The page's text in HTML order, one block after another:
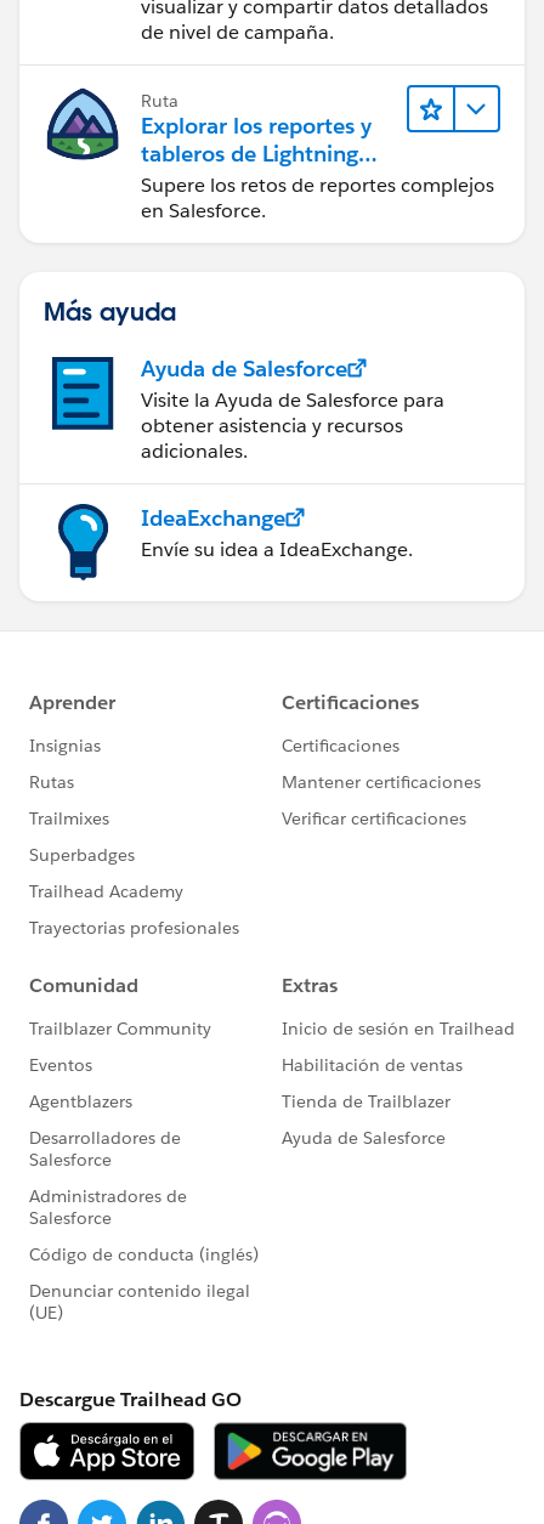
visualizar y compartir datos detallados
de nivel de campaña.
Ruta
Explorar los reportes y
tableros de Lightning
Experience
Supere los retos de reportes complejos
en Salesforce.
Más ayuda
Ayuda de Salesforce
Visite la Ayuda de Salesforce para
obtener asistencia y recursos
adicionales.
IdeaExchange
Envíe su idea a IdeaExchange.